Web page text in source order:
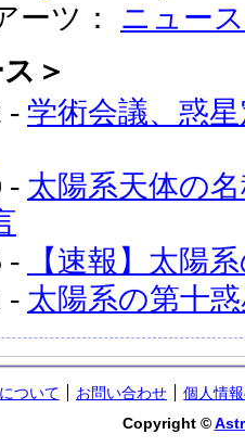
ーツ： ニュー
＞
- 学術会議、惑
- 太陽系天体の
-
【速報】太陽
- 太陽系の第十
ついて お問い合わせ
個人情
Copyright ©